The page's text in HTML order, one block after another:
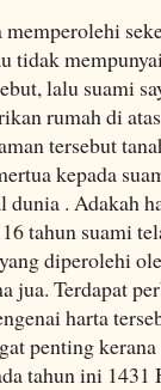
memperolehi
tidak
lalu suami
rumah di
tersebut
kepada
dunia . Adakah
tahun suami
diperolehi
jua. Terdapat
harta
penting
tahun ini 1431